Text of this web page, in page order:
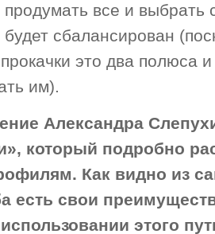
все и выбрать
будет сбалансирован
это два полюса
им).
Александра
который подробно
Как видно из
есть свои
этого